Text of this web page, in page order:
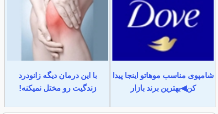
شامپوی مناسب موهاتو اینجا پیدا
کن◀بهترین برند بازار
با این درمان دیگه زانودرد
زندگیت رو مختل نمیکنه!